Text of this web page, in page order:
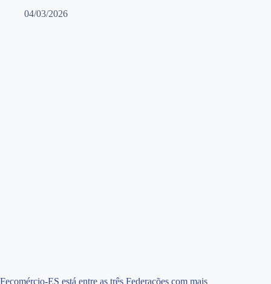
04/03/2026
Fecomércio-ES está entre as três Federações com mais